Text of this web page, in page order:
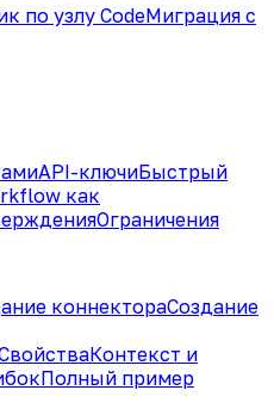
по узлу CodeМиграция с
API-ключиБыстрый
как
Ограничения
коннектораСоздание
Контекст и
Полный пример